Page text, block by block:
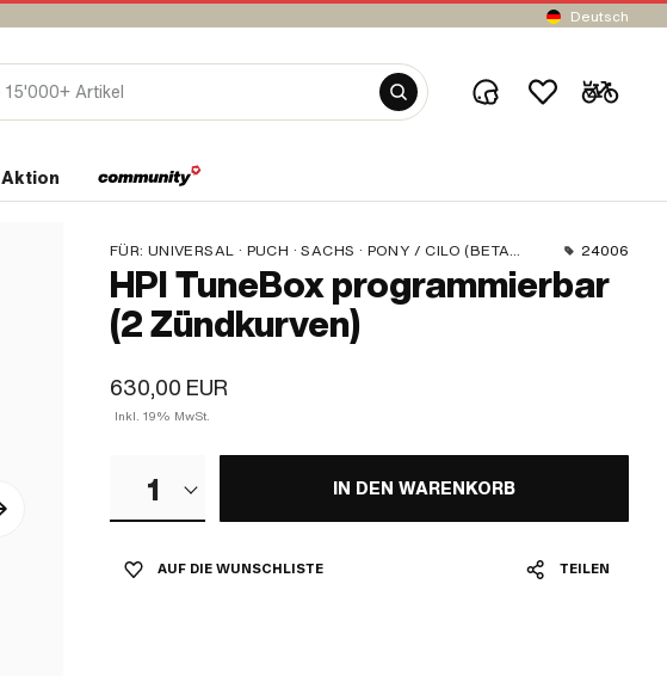
Deutsch
Aktion
FÜR: UNIVERSAL · PUCH · SACHS · PONY / CILO (BETA 521 & 512) · PIAGGIO · ZÜNDAPP BELMONDO 24006
HPI TuneBox programmierbar
(2 Zündkurven)
630,00 EUR
Inkl. 19% MwSt.
1 IN DEN WARENKORB
AUF DIE WUNSCHLISTE TEILEN